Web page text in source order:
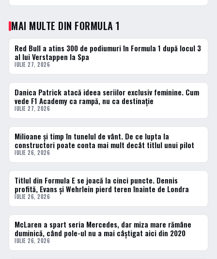
MAI MULTE DIN FORMULA 1
FORMULA 1
Red Bull a atins 300 de podiumuri în Formula 1 după locul 3
al lui Verstappen la Spa
IULIE 27, 2026
DIVERSE
Danica Patrick atacă ideea seriilor exclusiv feminine. Cum
vede F1 Academy ca rampă, nu ca destinație
IULIE 27, 2026
FORMULA 1
Milioane și timp în tunelul de vânt. De ce lupta la
constructori poate conta mai mult decât titlul unui pilot
IULIE 26, 2026
FORMULA 1
Titlul din Formula E se joacă la cinci puncte. Dennis
profită, Evans și Wehrlein pierd teren înainte de Londra
IULIE 26, 2026
FORMULA 1
McLaren a spart seria Mercedes, dar miza mare rămâne
duminică, când pole-ul nu a mai câștigat aici din 2020
IULIE 26, 2026